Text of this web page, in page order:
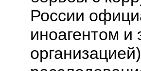
России
иноагентом и